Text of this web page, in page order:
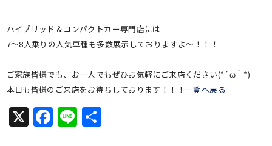
ハイブリッド＆コンパクトカー専門店には
7～8人乗りの人気車種も多数展示しておりますよ～！！！
ご家族皆様でも、お一人でもぜひお気軽にご来店ください(*´ω｀*)
本日も皆様のご来店をお待ちしております！！！ 一覧へ戻る
X Facebook
Line共